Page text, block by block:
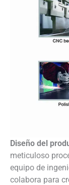
Diseño del
meticuloso
equipo de
colabora para